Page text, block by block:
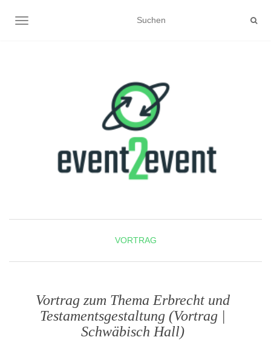
NAVIGATION UMSCHALTEN
VORTRAG
Vortrag zum Thema Erbrecht und
Testamentsgestaltung (Vortrag |
Schwäbisch Hall)